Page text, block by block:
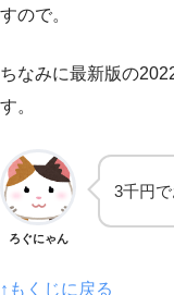
すので。
ちなみに最新版の
す。
ろぐにゃん
3千円で
↑もくじに戻る